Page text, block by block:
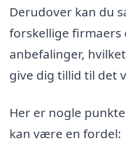
Derudover kan du
forskellige firmaers
anbefalinger,
give dig tillid til det
Her er nogle
kan være en fordel: